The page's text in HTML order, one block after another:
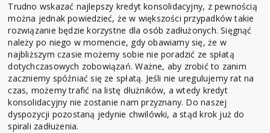
Trudno wskazać najlepszy kredyt konsolidacyjny, z pewnością
można jednak powiedzieć, że w większości przypadków takie
rozwiązanie będzie korzystne dla osób zadłużonych. Sięgnąć
należy po niego w momencie, gdy obawiamy się, że w
najbliższym czasie możemy sobie nie poradzić ze spłatą
dotychczasowych zobowiązań. Ważne, aby zrobić to zanim
zaczniemy spóźniać się ze spłatą. Jeśli nie uregulujemy rat na
czas, możemy trafić na listę dłużników, a wtedy kredyt
konsolidacyjny nie zostanie nam przyznany. Do naszej
dyspozycji pozostaną jedynie chwilówki, a stąd krok już do
spirali zadłużenia.